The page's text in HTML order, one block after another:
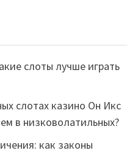
слоты лучше играть
слотах казино Он Икс
в низковолатильных?
как законы